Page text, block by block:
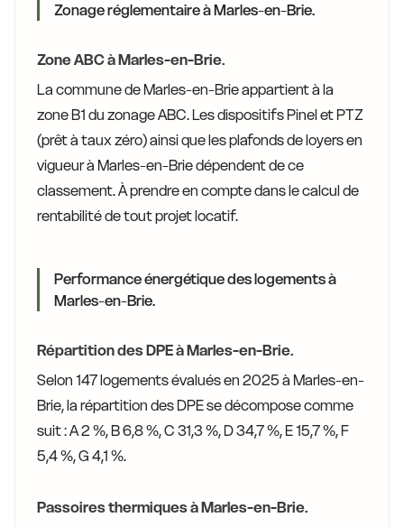
Zonage réglementaire à Marles-en-Brie.
Zone ABC à Marles-en-Brie.
La commune de Marles-en-Brie appartient à la
zone B1 du zonage ABC. Les dispositifs Pinel et PTZ
(prêt à taux zéro) ainsi que les plafonds de loyers en
vigueur à Marles-en-Brie dépendent de ce
classement. À prendre en compte dans le calcul de
rentabilité de tout projet locatif.
Performance énergétique des logements à
Marles-en-Brie.
Répartition des DPE à Marles-en-Brie.
Selon 147 logements évalués en 2025 à Marles-en-
Brie, la répartition des DPE se décompose comme
suit : A 2 %, B 6,8 %, C 31,3 %, D 34,7 %, E 15,7 %, F
5,4 %, G 4,1 %.
Passoires thermiques à Marles-en-Brie.